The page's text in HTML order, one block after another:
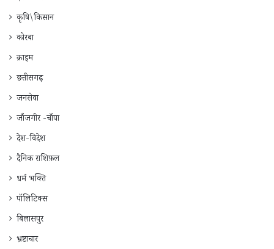
कृषि\किसान
कोरबा
क्राइम
छत्तीसगढ़
जनसेवा
जाँजगीर -चाँपा
देश-विदेश
दैनिक राशिफ़ल
धर्म भक्ति
पॉलिटिक्स
बिलासपुर
भ्रष्टाचार